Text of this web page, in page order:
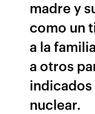
madre y
como un
a la
a otros
indicados
nuclear.